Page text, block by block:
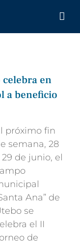
celebra en
a beneficio
próximo fin
semana, 28
29 de junio, el
Ana” de
se
el II
de